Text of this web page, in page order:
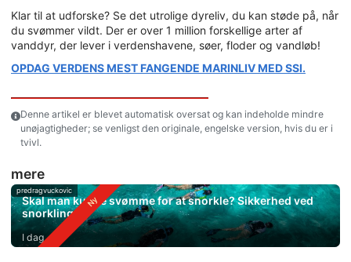
Klar til at udforske? Se det utrolige dyreliv, du kan støde på, når
du svømmer vildt. Der er over 1 million forskellige arter af
vanddyr, der lever i verdenshavene, søer, floder og vandløb!
OPDAG VERDENS MEST FANGENDE MARINLIV MED SSI.
Denne artikel er blevet automatisk oversat og kan indeholde mindre
unøjagtigheder; se venligst den originale, engelske version, hvis du er i
tvivl.
mere
predragvuckovic
Skal man kunne svømme for at snorkle? Sikkerhed ved
snorkling
I dag